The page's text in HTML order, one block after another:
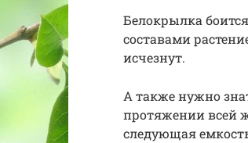
Белокрылка
составами
исчезнут.
А также нужно
протяжении всей
следующая